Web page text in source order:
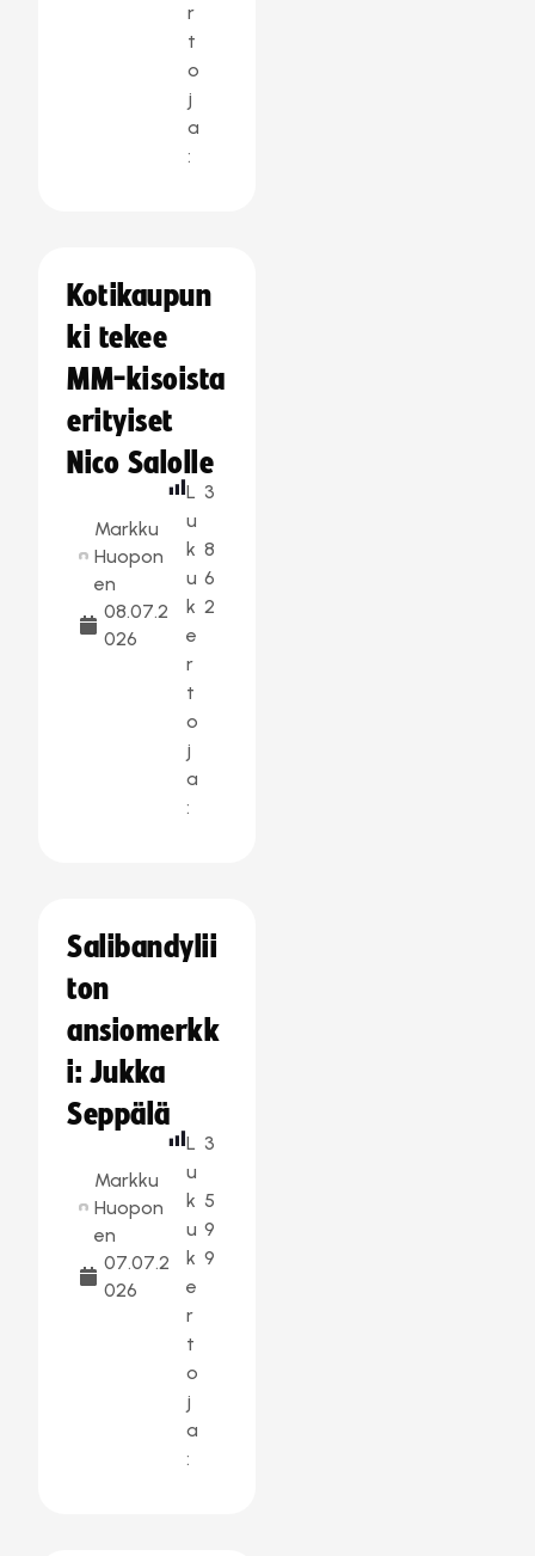
r
t
o
j
a
:
Kotikaupun
ki tekee
MM-kisoista
erityiset
Nico Salolle
Markku
Huopon
en
08.07.2
026
L
u
k
u
k
e
r
t
o
j
a
:
3
8
6
2
Salibandylii
ton
ansiomerkk
i: Jukka
Seppälä
Markku
Huopon
en
07.07.2
026
L
u
k
u
k
e
r
t
o
j
a
:
3
5
9
9